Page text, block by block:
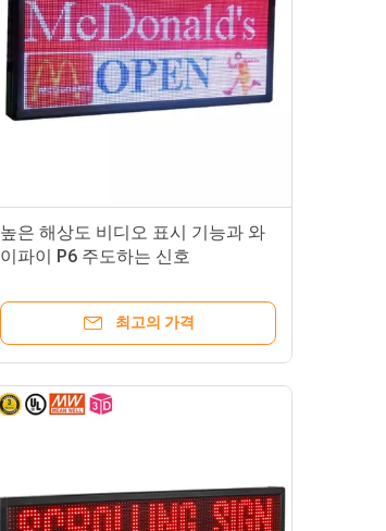
높은 해상도 비디오 표시 기능과 와
이파이 P6 주도하는 신호
최고의 가격